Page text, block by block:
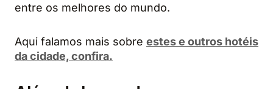
entre os melhores do mundo.
Aqui falamos mais sobre estes e outros hotéis
da cidade, confira.